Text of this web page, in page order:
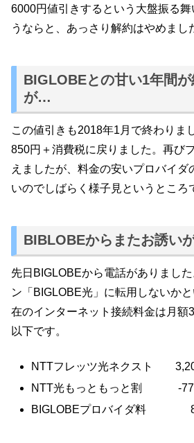
6000円値引きするという大盤振る
うならと、あっさり解約はやめまし
BIGLOBEとの甘い1年間
が…
この値引きも2018年1月で終わりま
850円＋消費税に戻りました。再び
えましたが、料金の安いプロバイダ
いのでしばらく様子見というところ
BIBLOBEからまたお誘い
先日BIGLOBEから電話がありまし
ン「BIGLOBE光」に転用しないか
在のインターネット接続料金は月額
以下です。
NTTフレッツ光ネクスト
NTT光もっともっと割 -
BIGLOBEプロバイダ料